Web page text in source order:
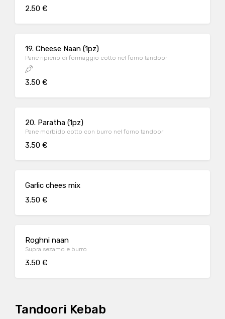
2.50 €
19. Cheese Naan (1pz)
Pane ripieno di formaggio cotto nel forno tandoor
3.50 €
20. Paratha (1pz)
Pane morbido cotto con burro nel forno tandoor
3.50 €
Garlic chees mix
3.50 €
Roghni naan
Supra sezamo e burro
3.50 €
Tandoori Kebab